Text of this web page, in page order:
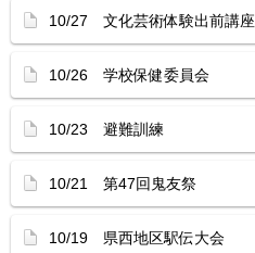
10/27 文化芸術体験出前講座
10/26 学校保健委員会
10/23 避難訓練
10/21 第47回鬼友祭
10/19 県西地区駅伝大会